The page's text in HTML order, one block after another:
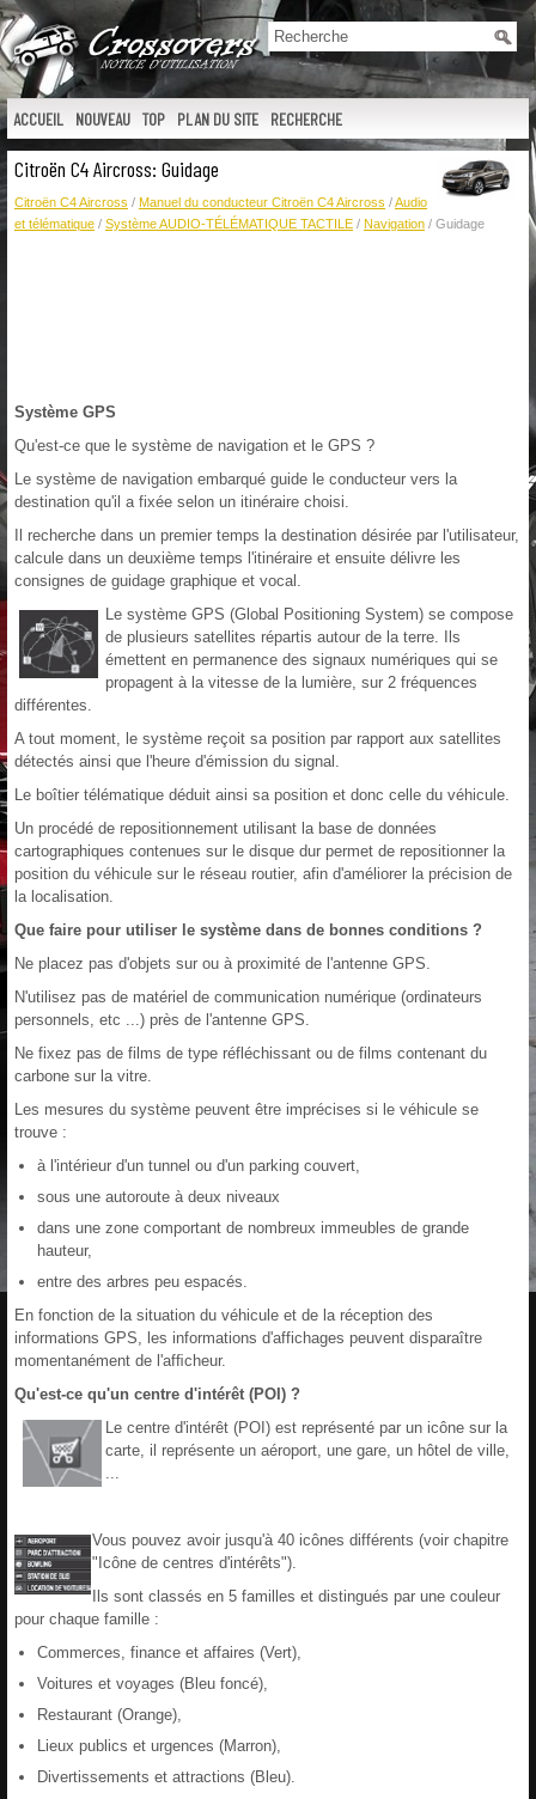
ACCUEIL NOUVEAU TOP PLAN DU SITE RECHERCHE
Citroën C4 Aircross: Guidage
Citroën C4 Aircross / Manuel du conducteur Citroën C4 Aircross /Audio
et télématique / Système AUDIO-TÉLÉMATIQUE TACTILE / Navigation / Guidage
Système GPS
Qu'est-ce que le système de navigation et le GPS ?
Le système de navigation embarqué guide le conducteur vers la
destination qu'il a fixée selon un itinéraire choisi.
Il recherche dans un premier temps la destination désirée par l'utilisateur,
calcule dans un deuxième temps l'itinéraire et ensuite délivre les
consignes de guidage graphique et vocal.
Le système GPS (Global Positioning System) se compose
de plusieurs satellites répartis autour de la terre. Ils
émettent en permanence des signaux numériques qui se
propagent à la vitesse de la lumière, sur 2 fréquences
différentes.
A tout moment, le système reçoit sa position par rapport aux satellites
détectés ainsi que l'heure d'émission du signal.
Le boîtier télématique déduit ainsi sa position et donc celle du véhicule.
Un procédé de repositionnement utilisant la base de données
cartographiques contenues sur le disque dur permet de repositionner la
position du véhicule sur le réseau routier, afin d'améliorer la précision de
la localisation.
Que faire pour utiliser le système dans de bonnes conditions ?
Ne placez pas d'objets sur ou à proximité de l'antenne GPS.
N'utilisez pas de matériel de communication numérique (ordinateurs
personnels, etc ...) près de l'antenne GPS.
Ne fixez pas de films de type réfléchissant ou de films contenant du
carbone sur la vitre.
Les mesures du système peuvent être imprécises si le véhicule se
trouve :
à l'intérieur d'un tunnel ou d'un parking couvert,
sous une autoroute à deux niveaux
dans une zone comportant de nombreux immeubles de grande
hauteur,
entre des arbres peu espacés.
En fonction de la situation du véhicule et de la réception des
informations GPS, les informations d'affichages peuvent disparaître
momentanément de l'afﬁcheur.
Qu'est-ce qu'un centre d'intérêt (POI) ?
Le centre d'intérêt (POI) est représenté par un icône sur la
carte, il représente un aéroport, une gare, un hôtel de ville,
Vous pouvez avoir jusqu'à 40 icônes différents (voir chapitre
"Icône de centres d'intérêts").
Ils sont classés en 5 familles et distingués par une couleur
pour chaque famille :
Commerces, finance et affaires (Vert),
Voitures et voyages (Bleu foncé),
Restaurant (Orange),
Lieux publics et urgences (Marron),
Divertissements et attractions (Bleu).